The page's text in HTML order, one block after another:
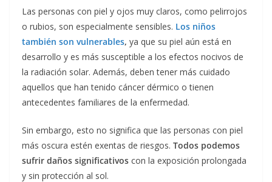
Las personas con piel y ojos muy claros, como pelirrojos
o rubios, son especialmente sensibles. Los niños
también son vulnerables, ya que su piel aún está en
desarrollo y es más susceptible a los efectos nocivos de
la radiación solar. Además, deben tener más cuidado
aquellos que han tenido cáncer dérmico o tienen
antecedentes familiares de la enfermedad.
Sin embargo, esto no significa que las personas con piel
más oscura estén exentas de riesgos. Todos podemos
sufrir daños significativos con la exposición prolongada
y sin protección al sol.